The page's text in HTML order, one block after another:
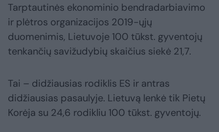
Tarptautinės ekonominio bendradarbiavimo
ir plėtros organizacijos 2019-ųjų
duomenimis, Lietuvoje 100 tūkst. gyventojų
tenkančių savižudybių skaičius siekė 21,7.
Tai – didžiausias rodiklis ES ir antras
didžiausias pasaulyje. Lietuvą lenkė tik Pietų
Korėja su 24,6 rodikliu 100 tūkst. gyventojų.